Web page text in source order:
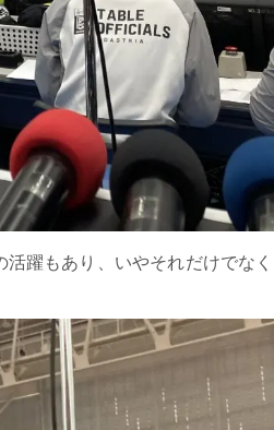
躍もあり、いやそれだけでな